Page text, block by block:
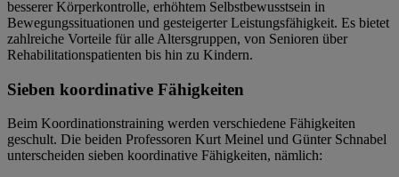
besserer Körperkontrolle, erhöhtem Selbstbewusstsein in
Bewegungssituationen und gesteigerter Leistungsfähigkeit. Es bietet
zahlreiche Vorteile für alle Altersgruppen, von Senioren über
Rehabilitationspatienten bis hin zu Kindern.
Sieben koordinative Fähigkeiten
Beim Koordinationstraining werden verschiedene Fähigkeiten
geschult. Die beiden Professoren Kurt Meinel und Günter Schnabel
unterscheiden sieben koordinative Fähigkeiten, nämlich: